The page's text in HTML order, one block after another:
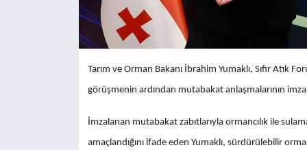
Tarım ve Orman Bakanı İbrahim Yumaklı, Sıfır Atık
görüşmenin ardından mutabakat anlaşmalarının
İmzalanan mutabakat zabıtlarıyla ormancılık ile
amaçlandığını ifade eden Yumaklı, sürdürülebilir